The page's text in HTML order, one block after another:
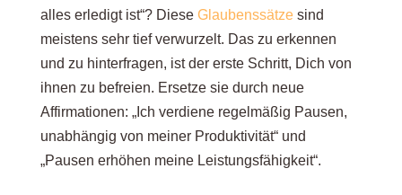
alles erledigt ist“? Diese Glaubenssätzesind
meistens sehr tief verwurzelt. Das zu erkennen
und zu hinterfragen, ist der erste Schritt, Dich von
ihnen zu befreien. Ersetze sie durch neue
Affirmationen: „Ich verdiene regelmäßig Pausen,
unabhängig von meiner Produktivität“ und
„Pausen erhöhen meine Leistungsfähigkeit“.